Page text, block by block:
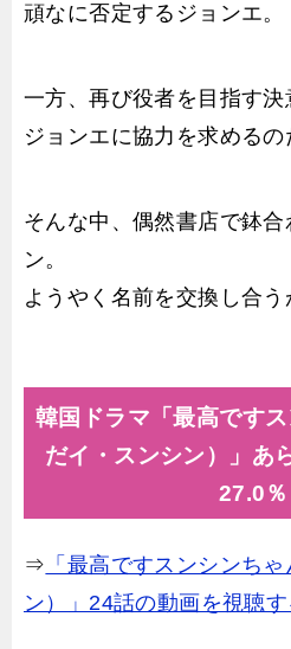
頑なに否定するジョンエ。
一方、再び役者を目指す決
ジョンエに協力を求めるの
そんな中、偶然書店で鉢
ン。
ようやく名前を交換し合う
韓国ドラマ「最高です
だイ・スンシン）」あ
27.0％
⇒ 「最高ですスンシンち
ン）」24話の動画を視聴